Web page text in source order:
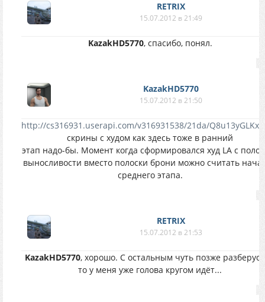
RETRIX
15.07.2012 в 21:49
KazakHD5770, спасибо, понял.
KazakHD5770
15.07.2012 в 21:50
http://cs316931.userapi.com/v316931538/21da/
скрины с худом как здесь тоже в ранний
этап надо-бы. Момент когда сформировался худ LA с
выносливости вместо полоски брони можно считать
среднего этапа.
RETRIX
15.07.2012 в 21:53
KazakHD5770, хорошо. С остальным чуть позже
то у меня уже голова кругом идёт...